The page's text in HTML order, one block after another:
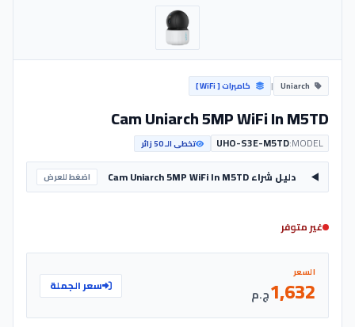
| كاميرات [ WiFi ]
Cam Uniarch 5MP WiFi In M5TD
MODEL:
UHO-S3E-M5TD تخطى الـ 50 زائر
دليل شراء Cam Uniarch 5MP WiFi In M5TD اضغط للعرض
غير متوفر
السعر
1,632ج.م سعر الجملة